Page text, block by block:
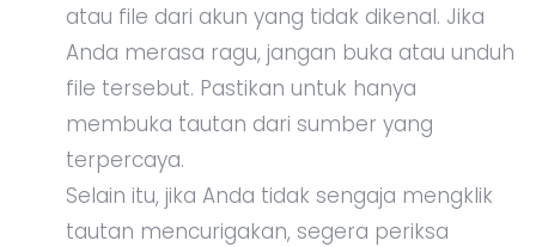
atau file dari akun yang tidak dikenal. Jika
Anda merasa ragu, jangan buka atau unduh
file tersebut. Pastikan untuk hanya
membuka tautan dari sumber yang
terpercaya.
Selain itu, jika Anda tidak sengaja mengklik
tautan mencurigakan, segera periksa